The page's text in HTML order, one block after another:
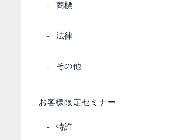
商標
法律
その他
お客様限定セミナー
特許